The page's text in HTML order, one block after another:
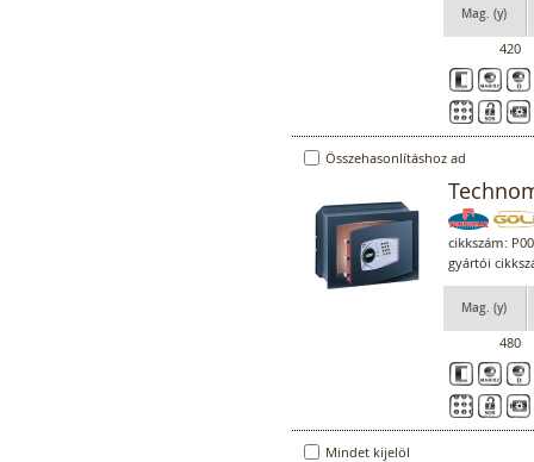
Mag. (y)
420
Összehasonlításhoz ad
cikkszám:
gyártói
Mag. (y)
480
Mindet kijelöl